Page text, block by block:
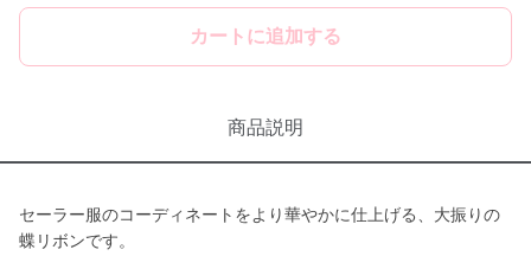
カートに追加する
商品説明
セーラー服のコーディネートをより華やかに仕上げる、大振りの
蝶リボンです。